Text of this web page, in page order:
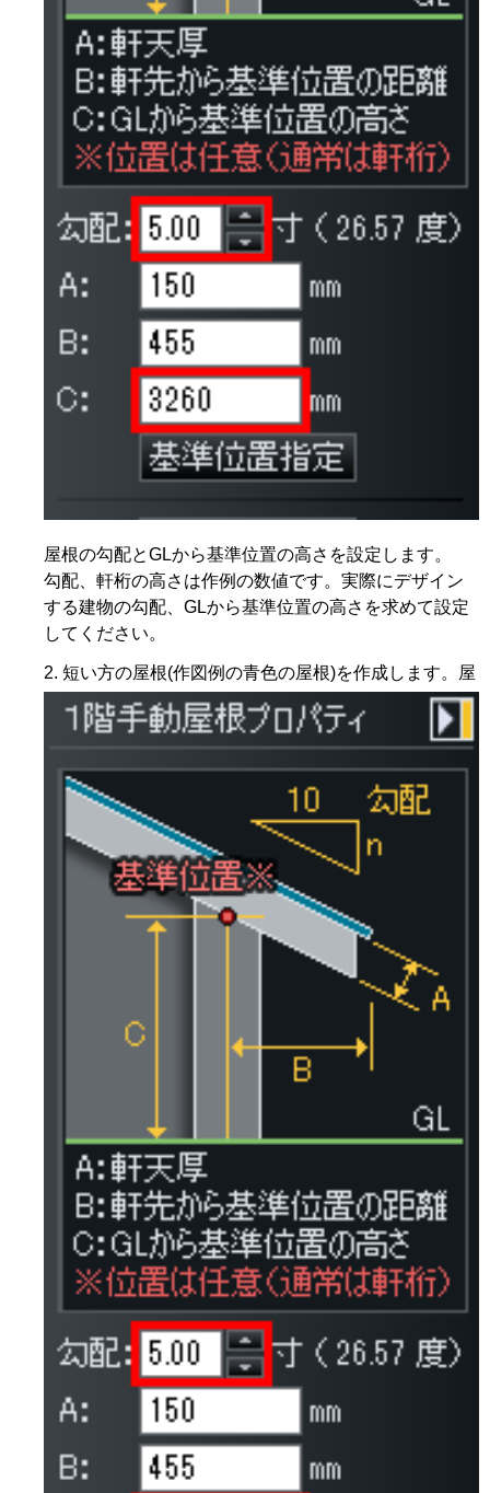
屋根の勾配とGLから基準位置の高さを設定します。
勾配、軒桁の高さは作例の数値です。実際にデザイン
する建物の勾配、GLから基準位置の高さを求めて設定
してください。
短い方の屋根(作図例の青色の屋根)を作成します。屋